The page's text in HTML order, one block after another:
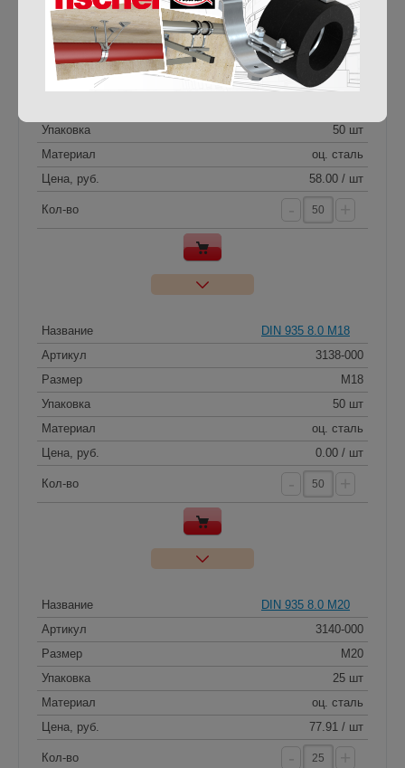
Название
DIN 935 8.0 M16
Артикул
55583-000
Упаковка
50 шт
Материал
оц. сталь
Цена, руб.
58.00 / шт
Кол-во
Название
DIN 935 8.0 M18
Артикул
3138-000
Размер
M18
Упаковка
50 шт
Материал
оц. сталь
Цена, руб.
0.00 / шт
Кол-во
Название
DIN 935 8.0 M20
Артикул
3140-000
Размер
M20
Упаковка
25 шт
Материал
оц. сталь
Цена, руб.
77.91 / шт
Кол-во